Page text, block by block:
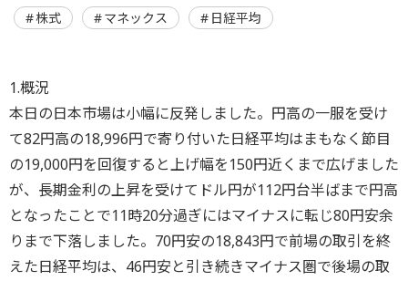
株式 マネックス 日経平均
1.概況
本日の日本市場は小幅に反発しました。円高の一服を受け
て82円高の18,996円で寄り付いた日経平均はまもなく節目
の19,000円を回復すると上げ幅を150円近くまで広げました
が、長期金利の上昇を受けてドル円が112円台半ばまで円高
となったことで11時20分過ぎにはマイナスに転じ80円安余
りまで下落しました。70円安の18,843円で前場の取引を終
えた日経平均は、46円安と引き続きマイナス圏で後場の取